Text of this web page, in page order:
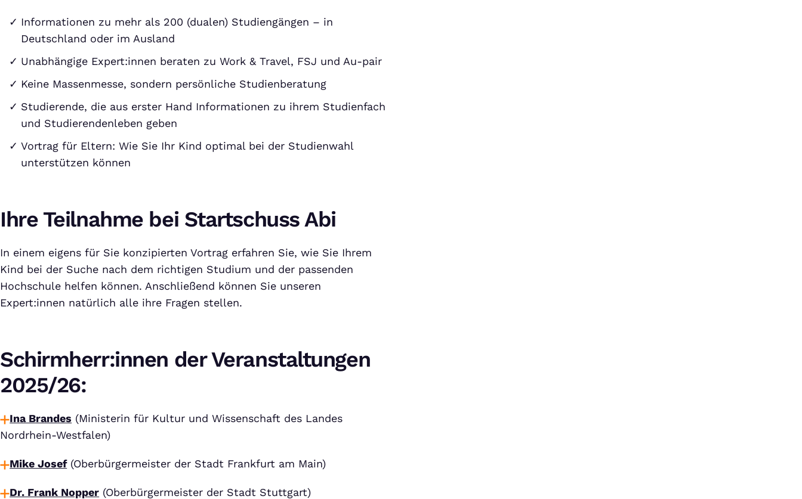
Informationen zu mehr als 200 (dualen) Studiengängen – in
Deutschland oder im Ausland
Unabhängige Expert:innen beraten zu Work & Travel, FSJ und Au-pair
Keine Massenmesse, sondern persönliche Studienberatung
Studierende, die aus erster Hand Informationen zu ihrem Studienfach
und Studierendenleben geben
Vortrag für Eltern: Wie Sie Ihr Kind optimal bei der Studienwahl
unterstützen können
Ihre Teilnahme bei Startschuss Abi
In einem eigens für Sie konzipierten Vortrag erfahren Sie, wie Sie Ihrem
Kind bei der Suche nach dem richtigen Studium und der passenden
Hochschule helfen können. Anschließend können Sie unseren
Expert:innen natürlich alle ihre Fragen stellen.
Schirmherr:innen der Veranstaltungen
2025/26:
Ina Brandes (Ministerin für Kultur und Wissenschaft des Landes
Nordrhein-Westfalen)
Mike Josef(Oberbürgermeister der Stadt Frankfurt am Main)
Dr. Frank Nopper (Oberbürgermeister der Stadt Stuttgart)